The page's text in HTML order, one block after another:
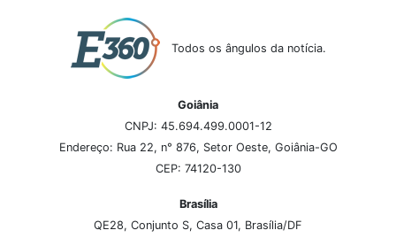
Todos os ângulos da notícia.
Goiânia
CNPJ: 45.694.499.0001-12
Endereço: Rua 22, n° 876, Setor Oeste, Goiânia-GO
CEP: 74120-130
Brasília
QE28, Conjunto S, Casa 01, Brasília/DF